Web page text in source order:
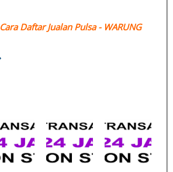
Cara Daftar Jualan Pulsa- WARUNG